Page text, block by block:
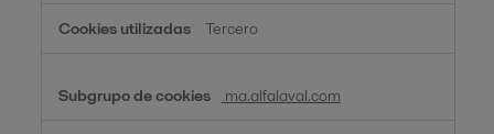
Tercero
ma.alfalaval.com